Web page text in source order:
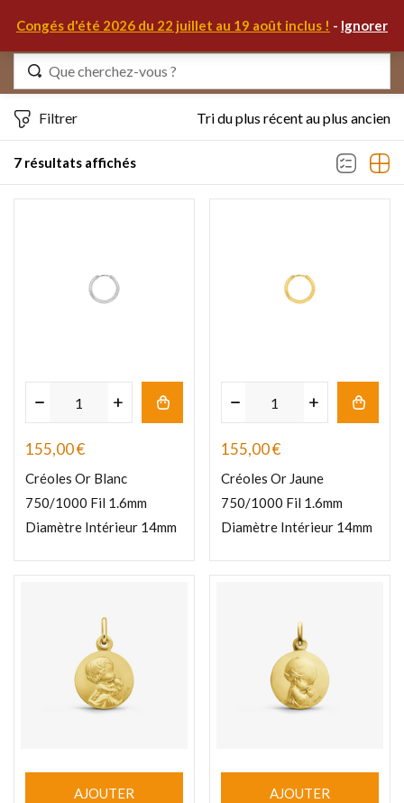
Congés d'été 2026 du 22 juillet au 19 août inclus ! - Ignorer
7 résultats affichés
Filtrer Tri du plus récent au plus ancien
155,00€
Créoles Or Blanc
750/1000 Fil 1.6mm
Diamètre Intérieur 14mm
155,00€
Créoles Or Jaune
750/1000 Fil 1.6mm
Diamètre Intérieur 14mm
AJOUTER AJOUTER
Identifiez-vous